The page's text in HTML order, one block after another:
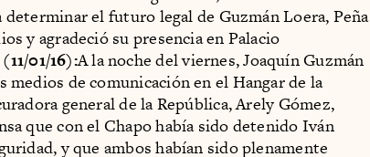
determinar el futuro legal de Guzmán Loera, Peña
y agradeció su presencia en Palacio
01/16):A la noche del viernes, Joaquín Guzmán
de comunicación en el Hangar de la
general de la República, Arely Gómez,
que con el Chapo había sido detenido Iván
y que ambos habían sido plenamente